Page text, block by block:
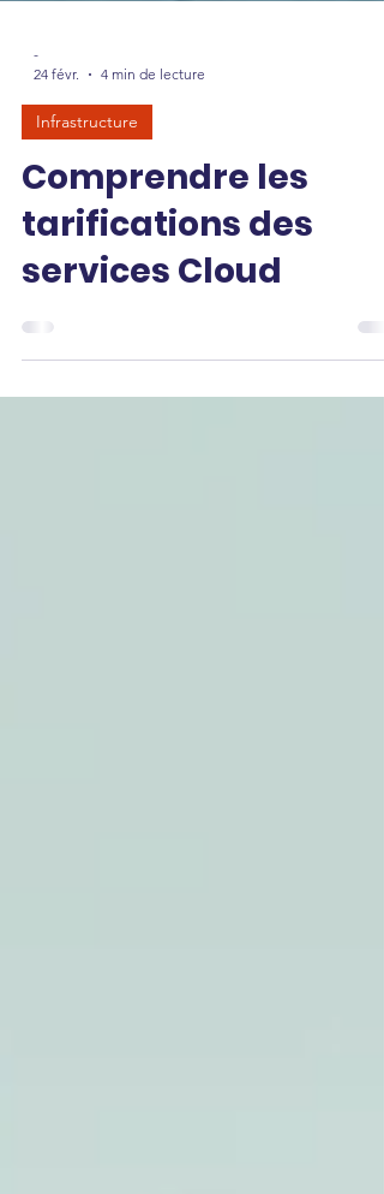
24 févr.
Infrastructure
Comprendre les
tarifications des
services Cloud